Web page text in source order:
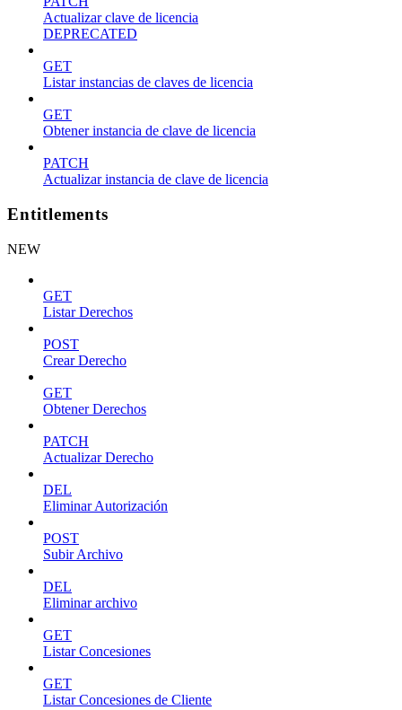
Actualizar clave de licencia
DEPRECATED
GET
Listar instancias de claves de licencia
GET
Obtener instancia de clave de licencia
PATCH
Actualizar instancia de clave de licencia
Entitlements
NEW
GET
Listar Derechos
POST
Crear Derecho
GET
Obtener Derechos
PATCH
Actualizar Derecho
DEL
Eliminar Autorización
POST
Subir Archivo
DEL
Eliminar archivo
GET
Listar Concesiones
GET
Listar Concesiones de Cliente